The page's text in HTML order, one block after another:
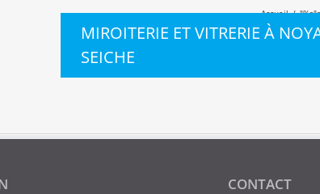
MIROITERIE ET VITRERIE À
SEICHE
Accueil / "%s"
CONTACT